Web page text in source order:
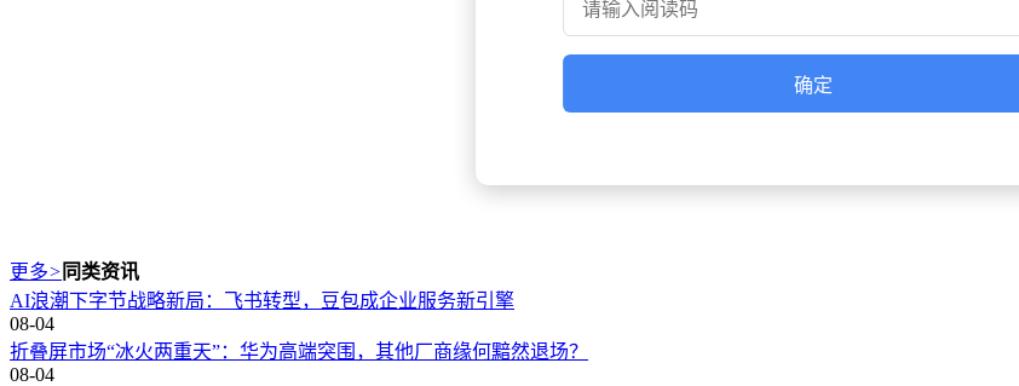
确定
更多> 同类资讯
AI浪潮下字节战略新局：飞书转型，豆包成企业服务新引擎
08-04
折叠屏市场“冰火两重天”：华为高端突围，其他厂商缘何黯然退场？
08-04